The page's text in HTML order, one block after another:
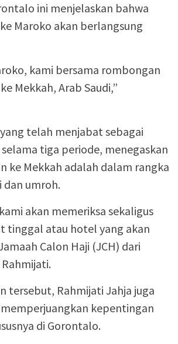
ini menjelaskan bahwa
Maroko akan berlangsung
kami bersama rombongan
Mekkah, Arab Saudi,”
telah menjabat sebagai
tiga periode, menegaskan
ke Mekkah adalah dalam rangka
dan umroh.
akan memeriksa sekaligus
tinggal atau hotel yang akan
Calon Haji (JCH) dari
tersebut, Rahmijati Jahja juga
kepentingan
di Gorontalo.